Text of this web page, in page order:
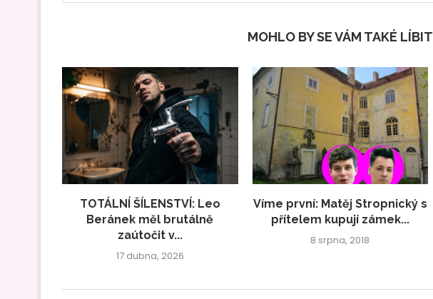
MOHLO BY SE VÁM TAKÉ LÍBIT
TOTÁLNÍ ŠÍLENSTVÍ: Leo
Beránek měl brutálně
zaútočit v...
17 dubna, 2026
Víme první: Matěj Stropnický s
přítelem kupují zámek...
8 srpna, 2018